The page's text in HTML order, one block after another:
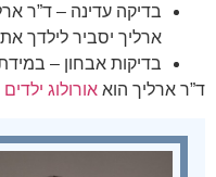
בדיקה עדינה – ד”ר
ארליך יסביר לילדך
בדיקות אבחון –
ד”ר ארליך הוא אורולוג